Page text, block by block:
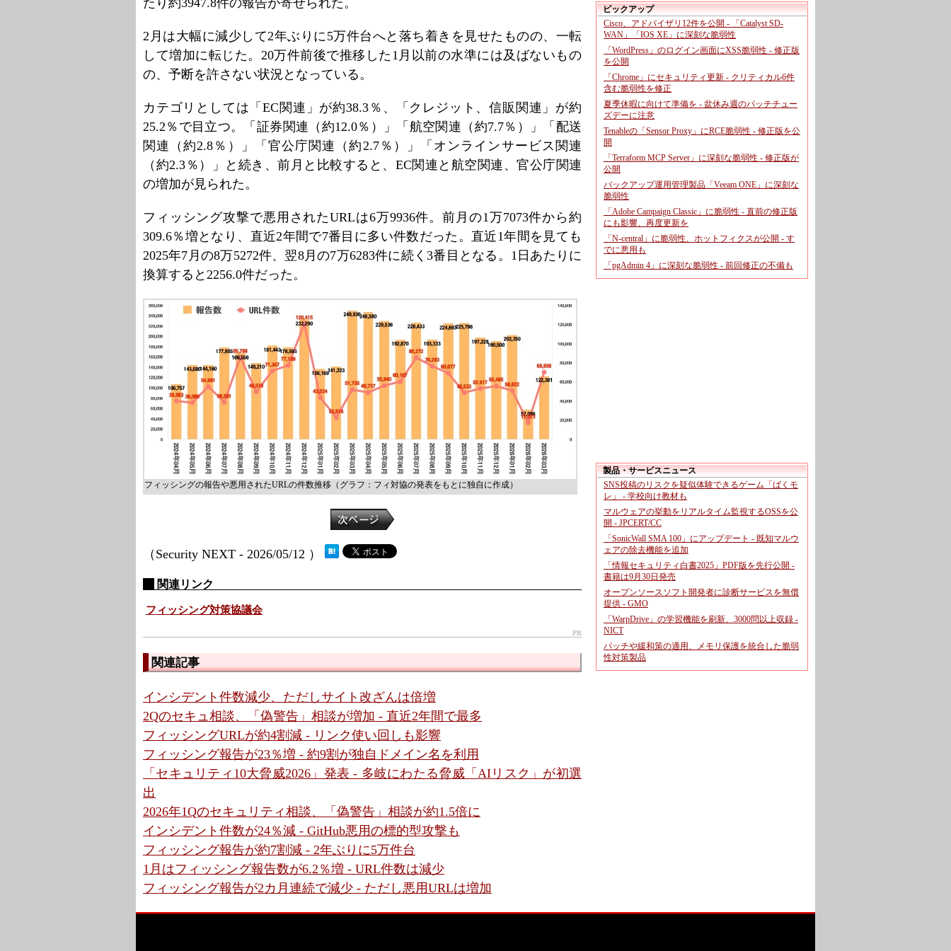
たり約3947.8件の報告が寄せられた。
2月は大幅に減少して2年ぶりに5万件台へと落ち着きを見せたものの、一転
して増加に転じた。20万件前後で推移した1月以前の水準には及ばないもの
の、予断を許さない状況となっている。
カテゴリとしては「EC関連」が約38.3％、「クレジット、信販関連」が約
25.2％で目立つ。「証券関連（約12.0％）」「航空関連（約7.7％）」「配送
関連（約2.8％）」「官公庁関連（約2.7％）」「オンラインサービス関連
（約2.3％）」と続き、前月と比較すると、EC関連と航空関連、官公庁関連
の増加が見られた。
フィッシング攻撃で悪用されたURLは6万9936件。前月の1万7073件から約
309.6％増となり、直近2年間で7番目に多い件数だった。直近1年間を見ても
2025年7月の8万5272件、翌8月の7万6283件に続く3番目となる。1日あたりに
換算すると2256.0件だった。
フィッシングの報告や悪用されたURLの件数推移（グラフ：フィ対協の発表をもとに独自に作成）
（Security NEXT - 2026/05/12 ）
関連リンク
フィッシング対策協議会
PR
関連記事
インシデント件数減少、ただしサイト改ざんは倍増
2Qのセキュ相談、「偽警告」相談が増加 - 直近2年間で最多
フィッシングURLが約4割減 - リンク使い回しも影響
フィッシング報告が23％増 - 約9割が独自ドメイン名を利用
「セキュリティ10大脅威2026」発表 - 多岐にわたる脅威「AIリスク」が初選
出
2026年1Qのセキュリティ相談、「偽警告」相談が約1.5倍に
インシデント件数が24％減 - GitHub悪用の標的型攻撃も
フィッシング報告が約7割減 - 2年ぶりに5万件台
1月はフィッシング報告数が6.2％増 - URL件数は減少
フィッシング報告が2カ月連続で減少 - ただし悪用URLは増加
ピックアップ
Cisco、アドバイザリ12件を公開 - 「Catalyst SD-
WAN」「IOS XE」に深刻な脆弱性
「WordPress」のログイン画面にXSS脆弱性 - 修正版
を公開
「Chrome」にセキュリティ更新 - クリティカル6件
含む脆弱性を修正
夏季休暇に向けて準備を - 盆休み週のパッチチュー
ズデーに注意
Tenableの「Sensor Proxy」にRCE脆弱性 - 修正版を公
開
「Terraform MCP Server」に深刻な脆弱性 - 修正版が
公開
バックアップ運用管理製品「Veeam ONE」に深刻な
脆弱性
「Adobe Campaign Classic」に脆弱性 - 直前の修正版
にも影響、再度更新を
「N-central」に脆弱性、ホットフィクスが公開 - す
でに悪用も
「pgAdmin 4」に深刻な脆弱性 - 前回修正の不備も
製品・サービスニュース
SNS投稿のリスクを疑似体験できるゲーム「ばくモ
レ」 - 学校向け教材も
マルウェアの挙動をリアルタイム監視するOSSを公
開 - JPCERT/CC
「SonicWall SMA 100」にアップデート - 既知マルウ
ェアの除去機能を追加
「情報セキュリティ白書2025」PDF版を先行公開 -
書籍は9月30日発売
オープンソースソフト開発者に診断サービスを無償
提供 - GMO
「WarpDrive」の学習機能を刷新、3000問以上収録 -
NICT
パッチや緩和策の適用、メモリ保護を統合した脆弱
性対策製品